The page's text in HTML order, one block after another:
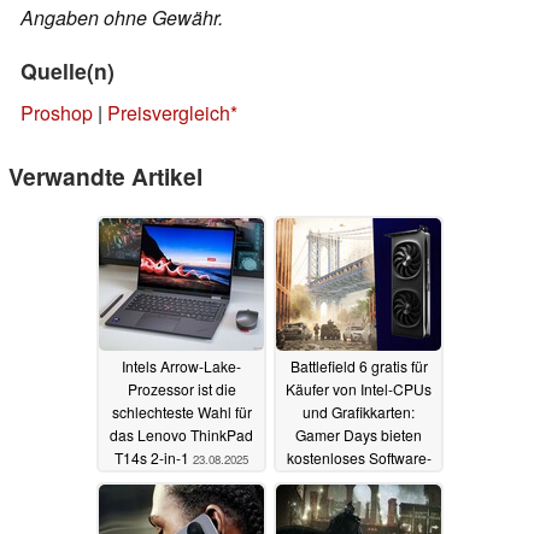
Angaben ohne Gewähr.
Quelle(n)
Proshop | Preisvergleich
Verwandte Artikel
Intels Arrow-Lake-
Prozessor ist die
schlechteste Wahl für
das Lenovo ThinkPad
T14s 2-in-1 23.08.2025
Battlefield 6 gratis für
Käufer von Intel-CPUs
und Grafikkarten:
Gamer Days bieten
kostenloses Software-
Bundle19.08.2025